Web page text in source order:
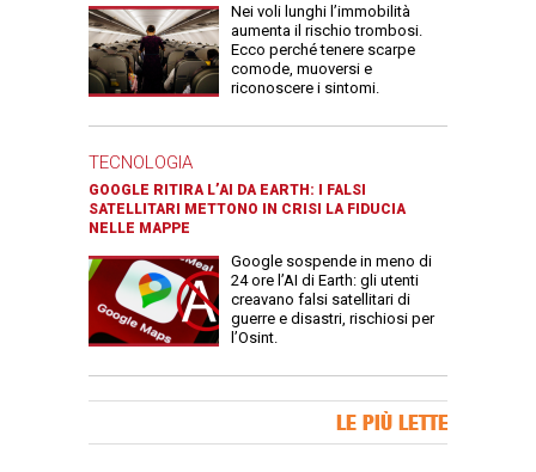
Nei voli lunghi l’immobilità
aumenta il rischio trombosi.
Ecco perché tenere scarpe
comode, muoversi e
riconoscere i sintomi.
TECNOLOGIA
GOOGLE RITIRA L’AI DA EARTH: I FALSI
SATELLITARI METTONO IN CRISI LA FIDUCIA
NELLE MAPPE
Google sospende in meno di
24 ore l’AI di Earth: gli utenti
creavano falsi satellitari di
guerre e disastri, rischiosi per
l’Osint.
LE PIÙ LETTE